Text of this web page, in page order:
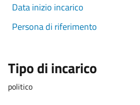
Data inizio incarico
Persona di riferimento
Tipo di incarico
politico